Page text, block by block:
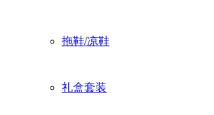
拖鞋/凉鞋
礼盒套装